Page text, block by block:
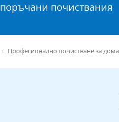
поръчани почиствания
Професионално почистване за дома